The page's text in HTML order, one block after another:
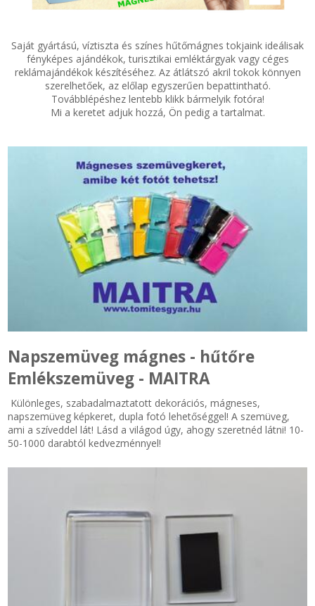
TEHER-ERŐGÉP-MOZDONY TÖMÍTÉS
MOTORKERÉKPÁR-GOKART-QUAD-CSÓNAKMOTOR TÖMÍTÉS
KOMPRESSZOR-SZIVATTYÚ TÖMÍTÉS
RÉZ-ALUMÍNIUM ALÁTÉTEK LÁGYÍTVA
GOLYÓK-MAGTISZTÍTÓK-KREATÍV
KÁBELVEZETŐ GUMI - HATÁROLÓK
SIMÍTÓZÁRAS TASAK
KÖTÖZŐK-JELÖLŐK-IRATTARTÓK
Saját gyártású, víztiszta és színes hűtőmágnes tokjaink ideálisak
fényképes ajándékok, turisztikai emléktárgyak vagy céges
reklámajándékok készítéséhez. Az átlátszó akril tokok könnyen
szerelhetőek, az előlap egyszerűen bepattintható.
Továbblépéshez lentebb klikk bármelyik fotóra!
Mi a keretet adjuk hozzá, Ön pedig a tartalmat.
Napszemüveg mágnes - hűtőre
Emlékszemüveg - MAITRA
Különleges, szabadalmaztatott dekorációs, mágneses,
napszemüveg képkeret, dupla fotó lehetőséggel! A szemüveg,
ami a szíveddel lát! Lásd a világod úgy, ahogy szeretnéd látni! 10-
50-1000 darabtól kedvezménnyel!